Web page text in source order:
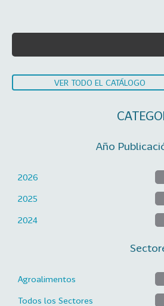
VER TODO EL CATÁLOGO
Año
2026
2025
2024
Agroalimentos
Todos los Sectores